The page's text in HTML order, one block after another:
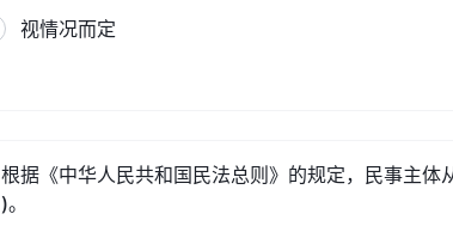
视情况而定
根据《中华人民共和国民法总则》的规定，民事主
)。